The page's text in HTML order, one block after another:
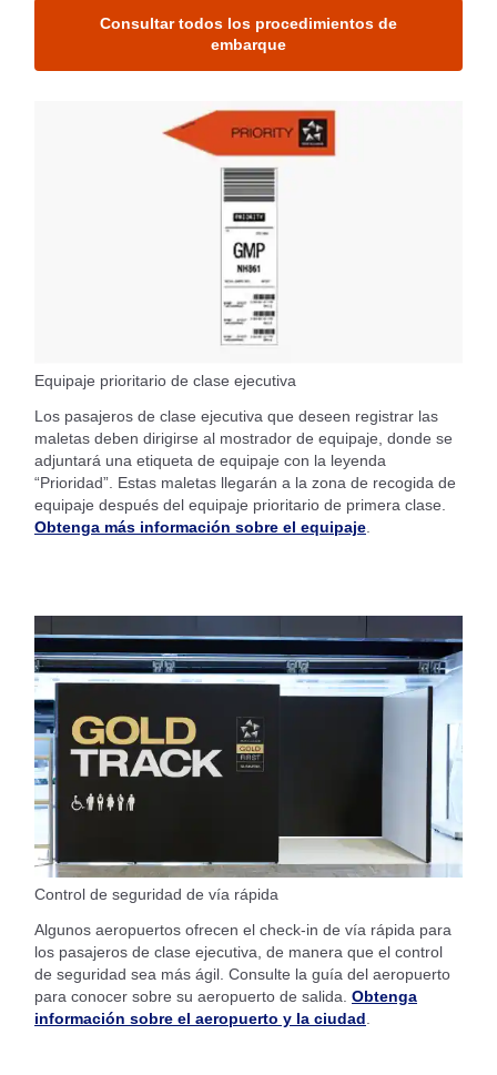
Consultar todos los procedimientos de
embarque
Equipaje prioritario de clase ejecutiva
Los pasajeros de clase ejecutiva que deseen registrar las
maletas deben dirigirse al mostrador de equipaje, donde se
adjuntará una etiqueta de equipaje con la leyenda
“Prioridad”. Estas maletas llegarán a la zona de recogida de
equipaje después del equipaje prioritario de primera clase.
Obtenga más información sobre el equipaje.
Control de seguridad de vía rápida
Algunos aeropuertos ofrecen el check-in de vía rápida para
los pasajeros de clase ejecutiva, de manera que el control
de seguridad sea más ágil. Consulte la guía del aeropuerto
para conocer sobre su aeropuerto de salida. Obtenga
información sobre el aeropuerto y la ciudad